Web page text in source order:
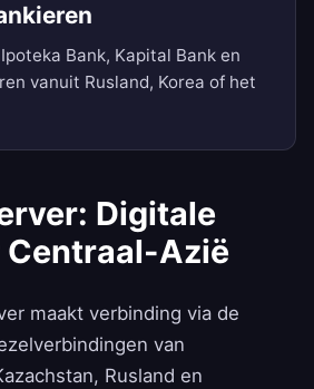
Bank, Kapital Bank en
vanuit Rusland, Korea of het
Digitale
Centraal-Azië
maakt verbinding via de
van
Rusland en